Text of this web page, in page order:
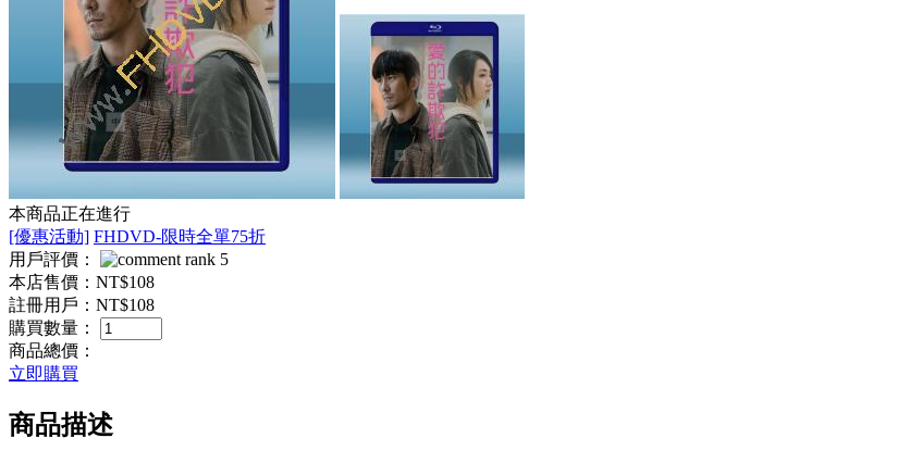
本商品正在進行
[優惠活動] FHDVD-限時全單75折
用戶評價：
本店售價： NT$108
註冊用戶： NT$108
購買數量：
商品總價：
立即購買
商品描述